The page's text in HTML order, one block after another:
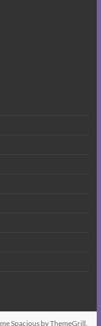
Spacious by ThemeGrill.